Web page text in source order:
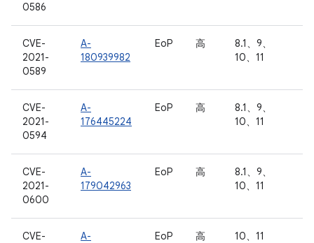
0586
CVE-
2021-
0589
A-
180939982
EoP 高
8.1、9、
10、11
CVE-
2021-
0594
A-
176445224
EoP 高
8.1、9、
10、11
CVE-
2021-
0600
A-
179042963
EoP 高
8.1、9、
10、11
CVE-
A-
EoP 高 10、11